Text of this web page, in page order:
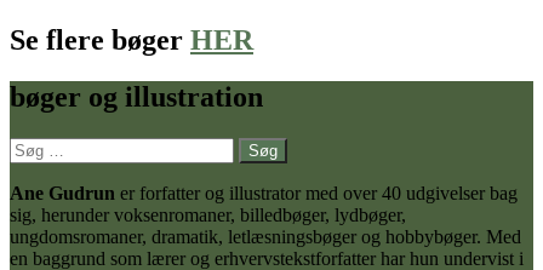
Se flere bøger HER
bøger og illustration
Søg
efter:
Ane Gudrun er forfatter og illustrator med over 40 udgivelser bag
sig, herunder voksenromaner, billedbøger, lydbøger,
ungdomsromaner, dramatik, letlæsningsbøger og hobbybøger. Med
en baggrund som lærer og erhvervstekstforfatter har hun undervist i